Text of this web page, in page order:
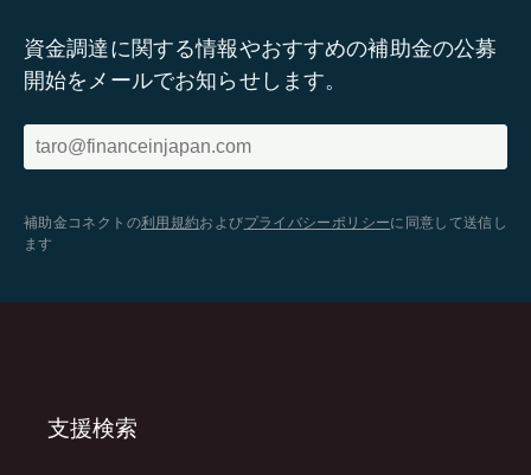
資金調達に関する情報やおすすめの補助金の公募
開始をメールでお知らせします。
補助金コネクトの利用規約およびプライバシーポリシーに同意して送信し
ます
支援検索